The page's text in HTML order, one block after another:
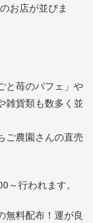
お店が並びま
と苺のパフェ」や
雑貨類も数多く並
ご農園さんの直売
行われます。
無料配布！運が良